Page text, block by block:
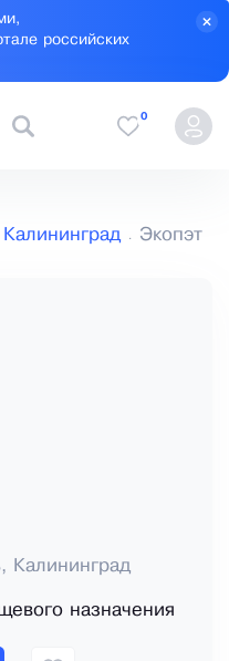
российских
0
Калининград Экопэт
Калининград
назначения